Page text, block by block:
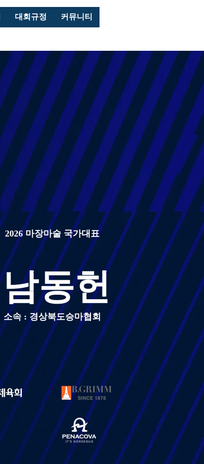
대회규정 커뮤니티
2026 마장마술 국가대표
남동헌
소속 : 경상북도승마협회